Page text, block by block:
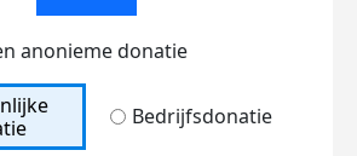
anonieme donatie
Bedrijfsdonatie